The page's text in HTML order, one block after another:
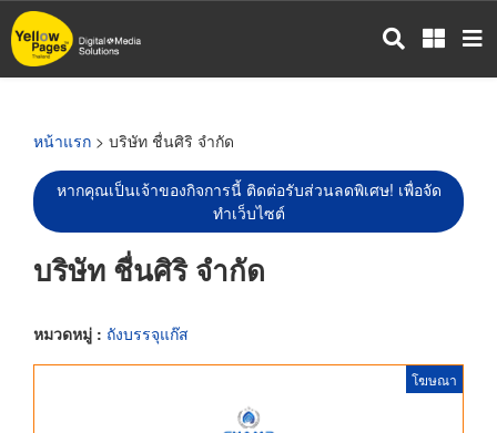
ข้าม
ไป
หน้าแรก > บริษัท ชื่นศิริ จำกัด
หากคุณเป็นเจ้าของกิจการนี้ ติดต่อรับส่วนลดพิเศษ! เพื่อจัด
ทำเว็บไซต์
บริษัท ชื่นศิริ จำกัด
หมวดหมู่ : ถังบรรจุแก๊ส
โฆษณา